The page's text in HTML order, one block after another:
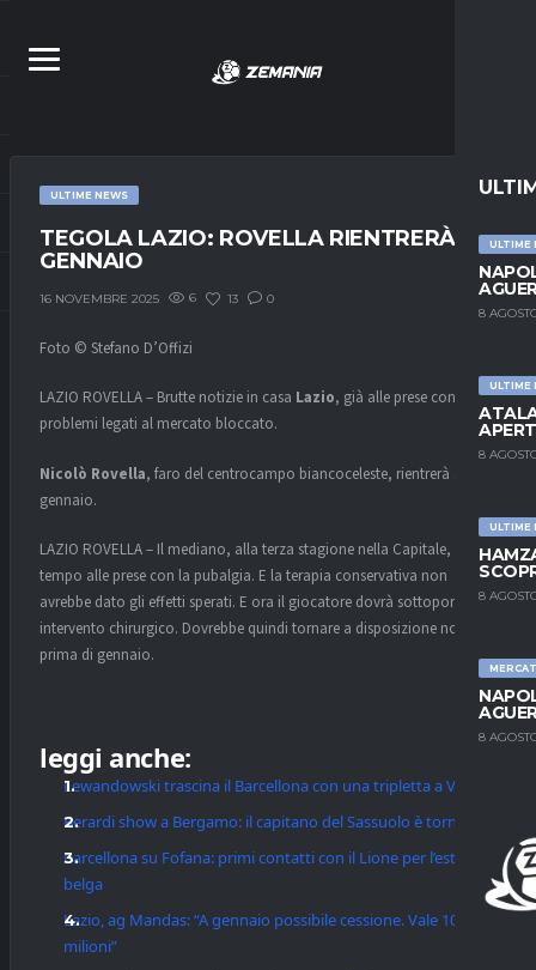
ULTIME
8
ULTIME
8
ULTIME
8
8
ULTIME NEWS
TEGOLA LAZIO: ROVELLA RIENTRERÀ A
GENNAIO
16 NOVEMBRE 2025 6 13 0
Foto © Stefano D’Offizi
LAZIO ROVELLA – Brutte notizie in casa Lazio, già alle prese con i
problemi legati al mercato bloccato.
Nicolò Rovella, faro del centrocampo biancoceleste, rientrerà solo a
gennaio.
LAZIO ROVELLA – Il mediano, alla terza stagione nella Capitale, è da
tempo alle prese con la pubalgia. E la terapia conservativa non
avrebbe dato gli effetti sperati. E ora il giocatore dovrà sottoporsi a
intervento chirurgico. Dovrebbe quindi tornare a disposizione non
prima di gennaio.
leggi anche:
Lewandowski trascina il Barcellona con una tripletta a Vigo
Berardi show a Bergamo: il capitano del Sassuolo è tornato
Barcellona su Fofana: primi contatti con il Lione per l’esterno
belga
Lazio, ag Mandas: “A gennaio possibile cessione. Vale 10
milioni”